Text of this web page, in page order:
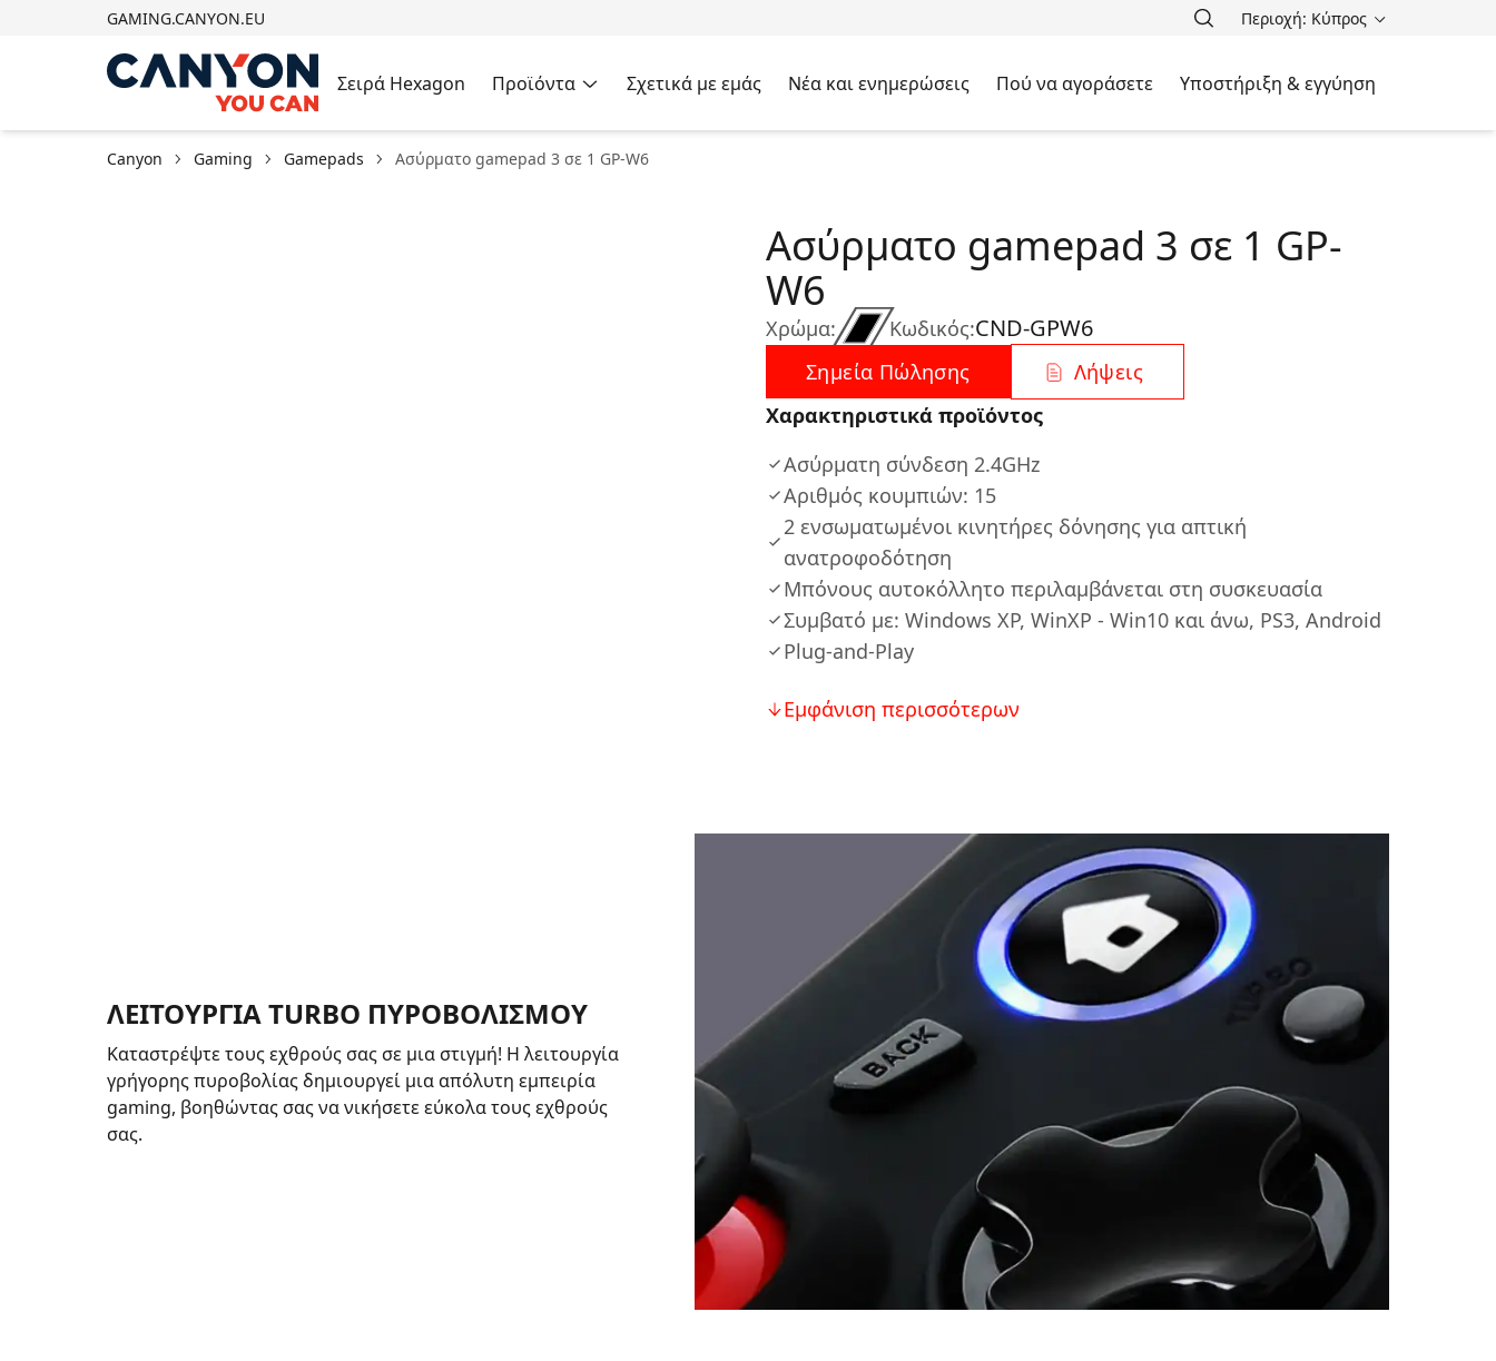
GAMING.CANYON.EU Περιοχή: Κύπρος
Σειρά Hexagon Προϊόντα Σχετικά με εμάς Νέα και ενημερώσεις Πού να αγοράσετε Υποστήριξη & εγγύηση
Canyon Gaming Gamepads Ασύρματο gamepad 3 σε 1 GP-W6
Χρώμα:
Ασύρματο gamepad 3 σε 1 GP-
W6
Κωδικός:CND-GPW6
Σημεία Πώλησης
Λήψεις
Χαρακτηριστικά προϊόντος
Ασύρματη σύνδεση 2.4GHz
Αριθμός κουμπιών: 15
2 ενσωματωμένοι κινητήρες δόνησης για απτική
ανατροφοδότηση
Μπόνους αυτοκόλλητο περιλαμβάνεται στη συσκευασία
Συμβατό με: Windows XP, WinXP - Win10 και άνω, PS3, Android
Plug-and-Play
Εμφάνιση περισσότερων
ΛΕΙΤΟΥΡΓΙΑ TURBO ΠΥΡΟΒΟΛΙΣΜΟΥ
Καταστρέψτε τους εχθρούς σας σε μια στιγμή! Η λειτουργία
γρήγορης πυροβολίας δημιουργεί μια απόλυτη εμπειρία
gaming, βοηθώντας σας να νικήσετε εύκολα τους εχθρούς
σας.